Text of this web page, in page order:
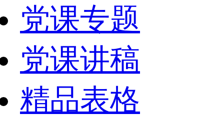
党课专题
党课讲稿
精品表格